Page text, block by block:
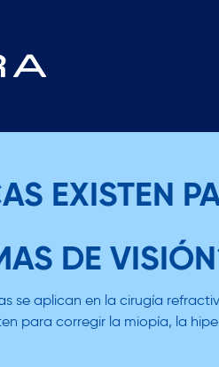
EXISTEN
DE
se aplican en la cirugía
para corregir la miopía, la